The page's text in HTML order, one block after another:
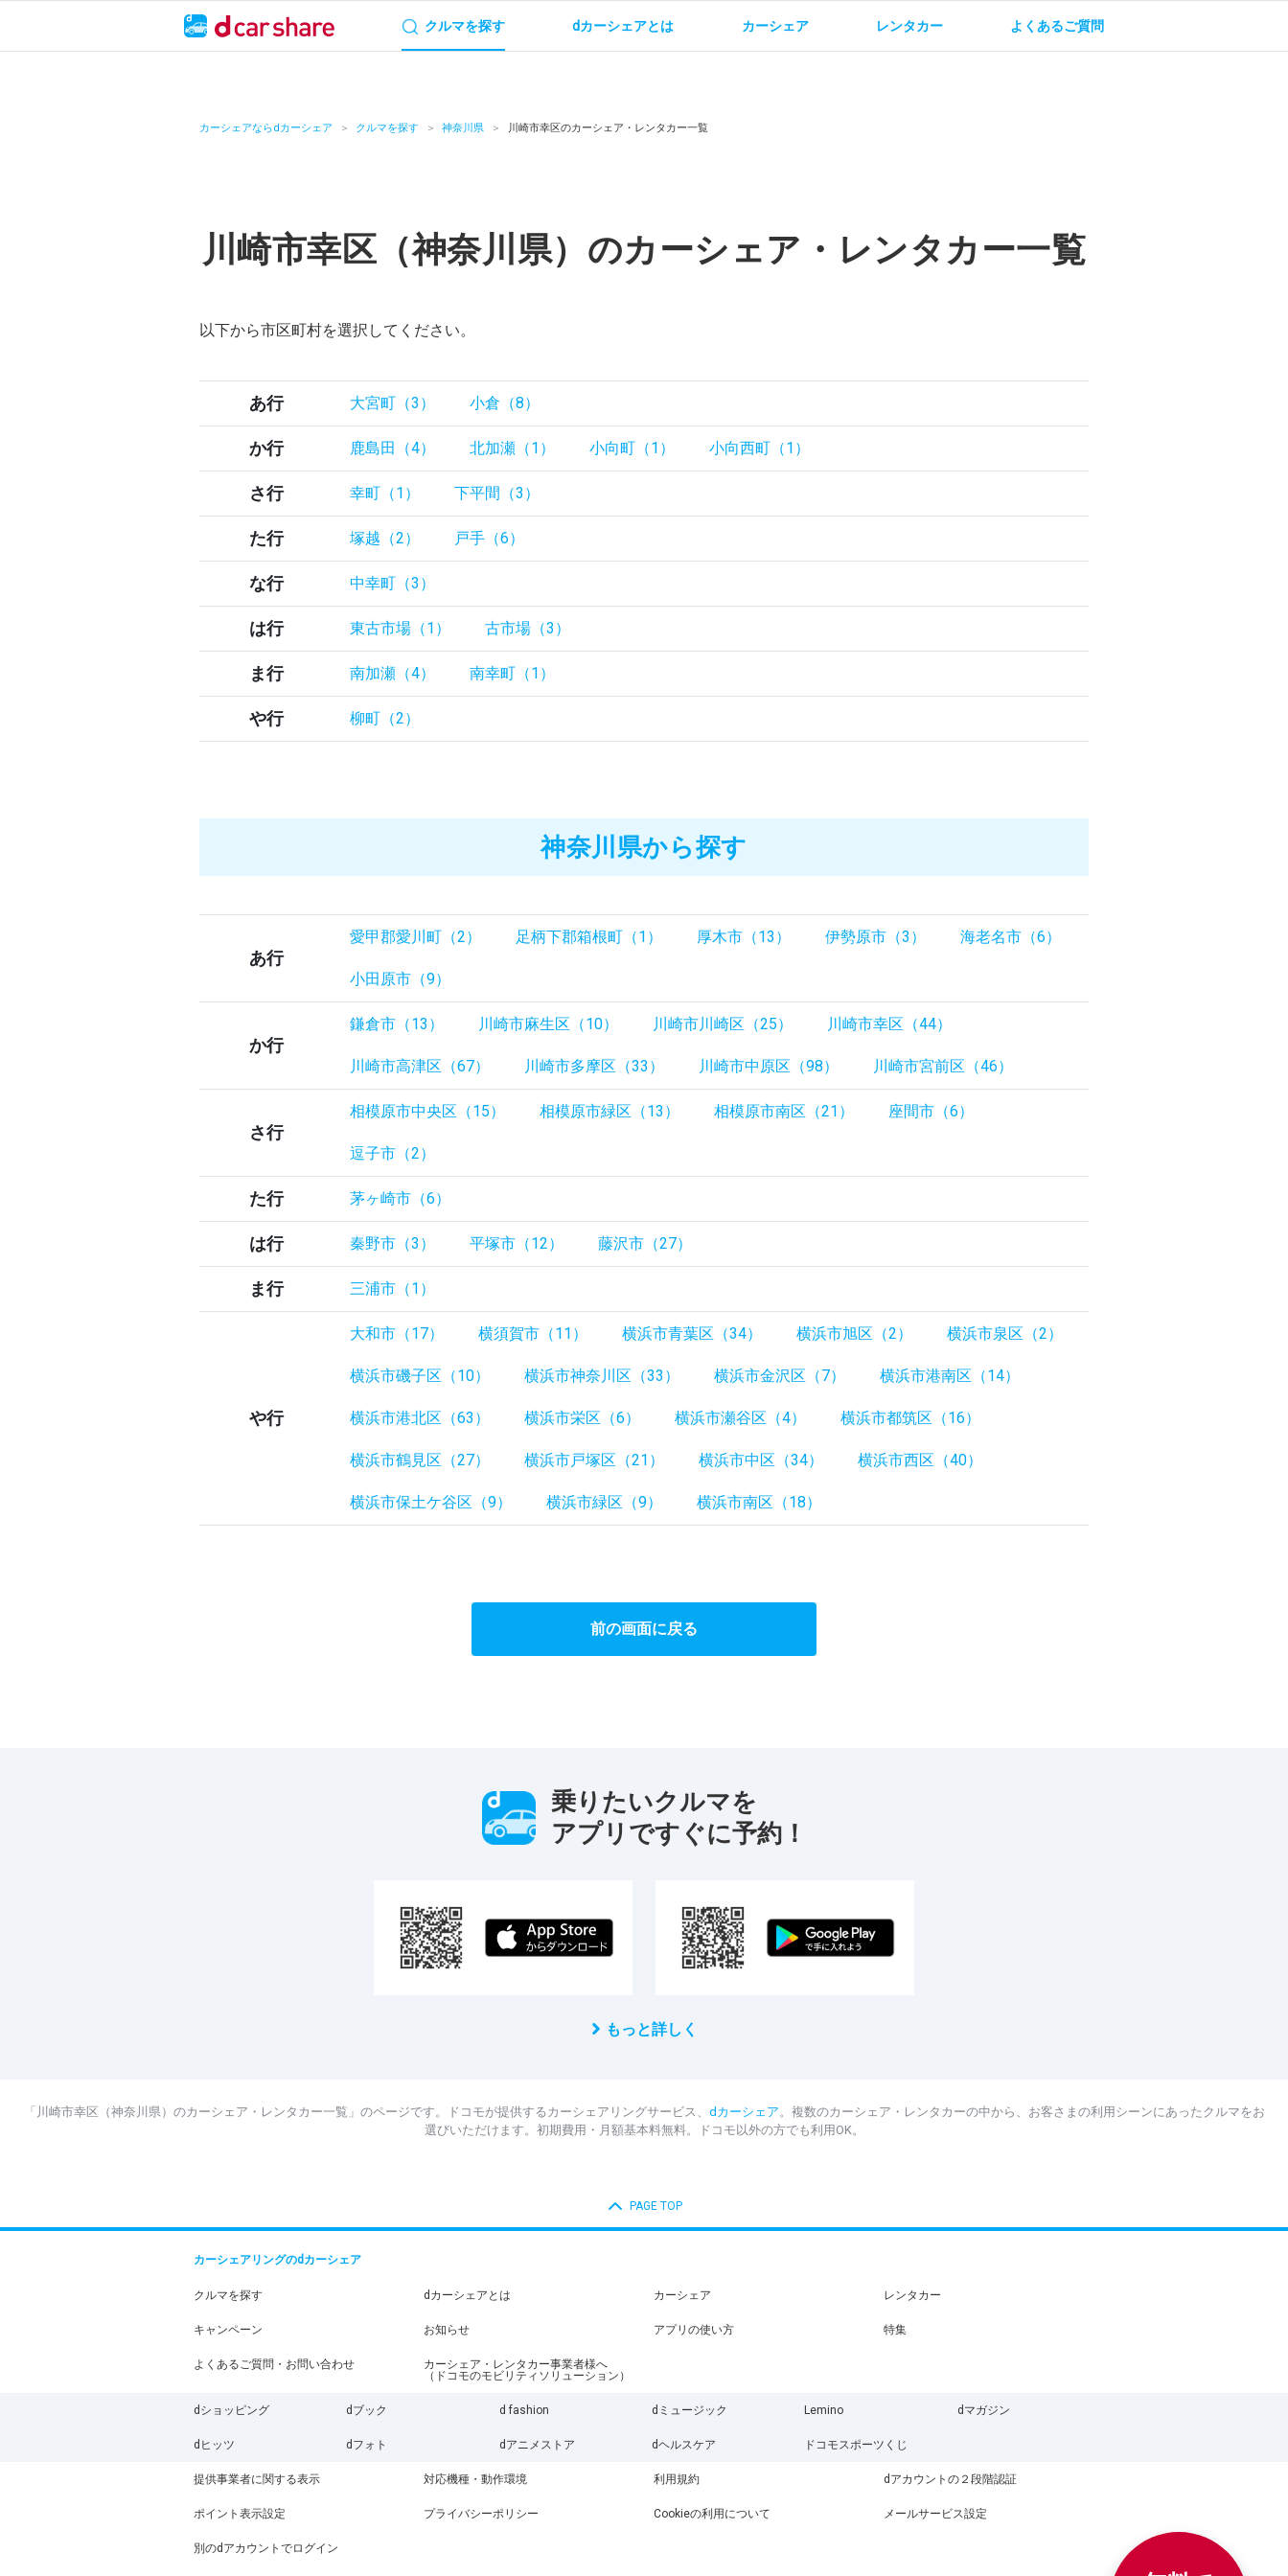
クルマを探す dカーシェアとは カーシェア レンタカー よくあるご質問
カーシェアならdカーシェア クルマを探す 神奈川県 川崎市幸区のカーシェア・レンタカー一覧
川崎市幸区（神奈川県）のカーシェア・レンタカー一覧
以下から市区町村を選択してください。
あ行 大宮町（3） 小倉（8）
か行 鹿島田（4） 北加瀬（1） 小向町（1） 小向西町（1）
さ行 幸町（1） 下平間（3）
た行 塚越（2） 戸手（6）
な行 中幸町（3）
は行 東古市場（1） 古市場（3）
ま行 南加瀬（4） 南幸町（1）
や行 柳町（2）
神奈川県から探す
あ行
愛甲郡愛川町（2） 足柄下郡箱根町（1） 厚木市（13） 伊勢原市（3） 海老名市（6）
小田原市（9）
か行
鎌倉市（13） 川崎市麻生区（10） 川崎市川崎区（25） 川崎市幸区（44）
川崎市高津区（67） 川崎市多摩区（33） 川崎市中原区（98） 川崎市宮前区（46）
さ行
相模原市中央区（15） 相模原市緑区（13） 相模原市南区（21） 座間市（6）
逗子市（2）
た行 茅ヶ崎市（6）
は行 秦野市（3） 平塚市（12） 藤沢市（27）
ま行 三浦市（1）
や行
大和市（17） 横須賀市（11） 横浜市青葉区（34） 横浜市旭区（2） 横浜市泉区（2）
横浜市磯子区（10） 横浜市神奈川区（33） 横浜市金沢区（7） 横浜市港南区（14）
横浜市港北区（63） 横浜市栄区（6） 横浜市瀬谷区（4） 横浜市都筑区（16）
横浜市鶴見区（27） 横浜市戸塚区（21） 横浜市中区（34） 横浜市西区（40）
横浜市保土ケ谷区（9） 横浜市緑区（9） 横浜市南区（18）
前の画面に戻る
乗りたいクルマを
アプリですぐに予約！
もっと詳しく
「川崎市幸区（神奈川県）のカーシェア・レンタカー一覧」のページです。ドコモが提供するカーシェアリングサービス、 dカーシェア。複数のカーシェア・レンタカーの中から、お客さまの利用シーンにあったクルマをお
選びいただけます。初期費用・月額基本料無料。ドコモ以外の方でも利用OK。
PAGE TOP
カーシェアリングのdカーシェア
クルマを探す dカーシェアとは カーシェア レンタカー
キャンペーン お知らせ アプリの使い方 特集
よくあるご質問・お問い合わせ
カーシェア・レンタカー事業者様へ
（ドコモのモビリティソリューション）
dショッピング dブック d fashion dミュージック Lemino dマガジン
dヒッツ dフォト dアニメストア dヘルスケア ドコモスポーツくじ
提供事業者に関する表示 対応機種・動作環境 利用規約 dアカウントの２段階認証
ポイント表示設定 プライバシーポリシー Cookieの利用について メールサービス設定
別のdアカウントでログイン
よくあるご質問・お問い合わせ
アプリの使い方